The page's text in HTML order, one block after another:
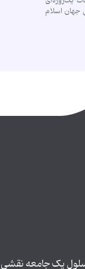
جهان اسلام
سلول یک جامعه نقشی